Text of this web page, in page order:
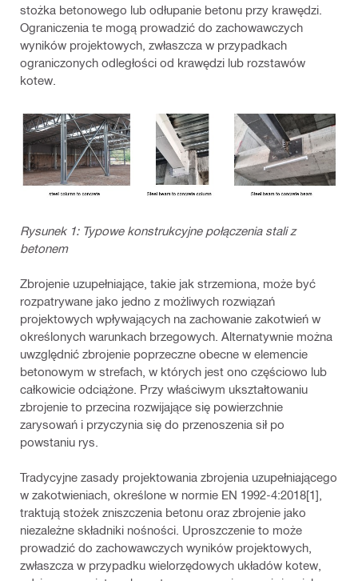
stożka betonowego lub odłupanie betonu przy krawędzi.
Ograniczenia te mogą prowadzić do zachowawczych
wyników projektowych, zwłaszcza w przypadkach
ograniczonych odległości od krawędzi lub rozstawów
kotew.
Rysunek 1: Typowe konstrukcyjne połączenia stali z
betonem
Zbrojenie uzupełniające, takie jak strzemiona, może być
rozpatrywane jako jedno z możliwych rozwiązań
projektowych wpływających na zachowanie zakotwień w
określonych warunkach brzegowych. Alternatywnie można
uwzględnić zbrojenie poprzeczne obecne w elemencie
betonowym w strefach, w których jest ono częściowo lub
całkowicie odciążone. Przy właściwym ukształtowaniu
zbrojenie to przecina rozwijające się powierzchnie
zarysowań i przyczynia się do przenoszenia sił po
powstaniu rys.
Tradycyjne zasady projektowania zbrojenia uzupełniającego
w zakotwieniach, określone w normie EN 1992‑4:2018[1],
traktują stożek zniszczenia betonu oraz zbrojenie jako
niezależne składniki nośności. Uproszczenie to może
prowadzić do zachowawczych wyników projektowych,
zwłaszcza w przypadku wielorzędowych układów kotew,